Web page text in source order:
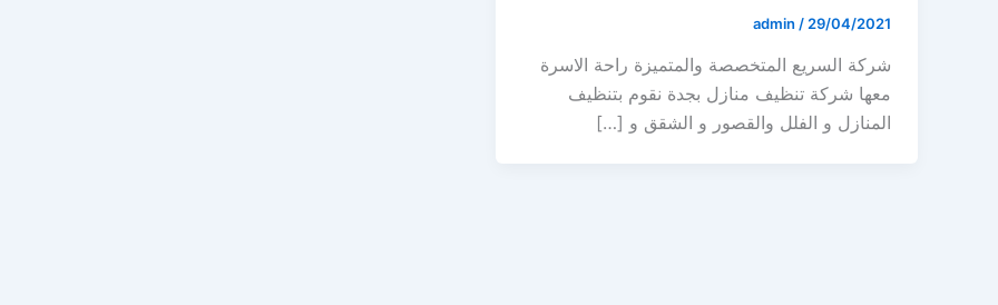
admin / 29/04/2021
شركة السريع المتخصصة والمتميزة راحة الاسرة
معها شركة تنظيف منازل بجدة نقوم بتنظيف
المنازل و الفلل والقصور و الشقق و […]